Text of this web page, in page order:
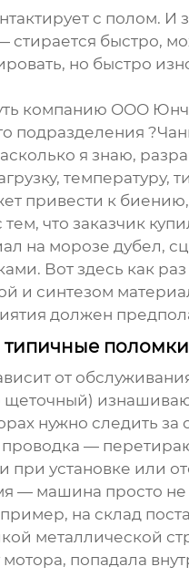
с полом.
стирается быстро,
но быстро
компанию ООО
я знаю,
температуру,
привести к
что заказчик
на морозе дубел,
Вот здесь как
и синтезом
должен
типичные поломки
от
нужно следить
проводка —
при установке или
— машина просто не
на склад
металлической
мотора, попадала